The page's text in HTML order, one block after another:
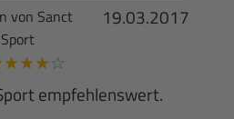
19.03.2017
von Sanct
★★★ ☆
empfehlenswert.